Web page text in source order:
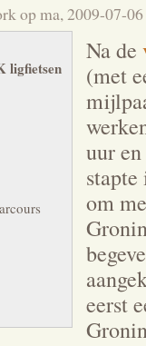
op ma, 2009-07-
ligfietsen
Na de
(met
uur
om
eerst